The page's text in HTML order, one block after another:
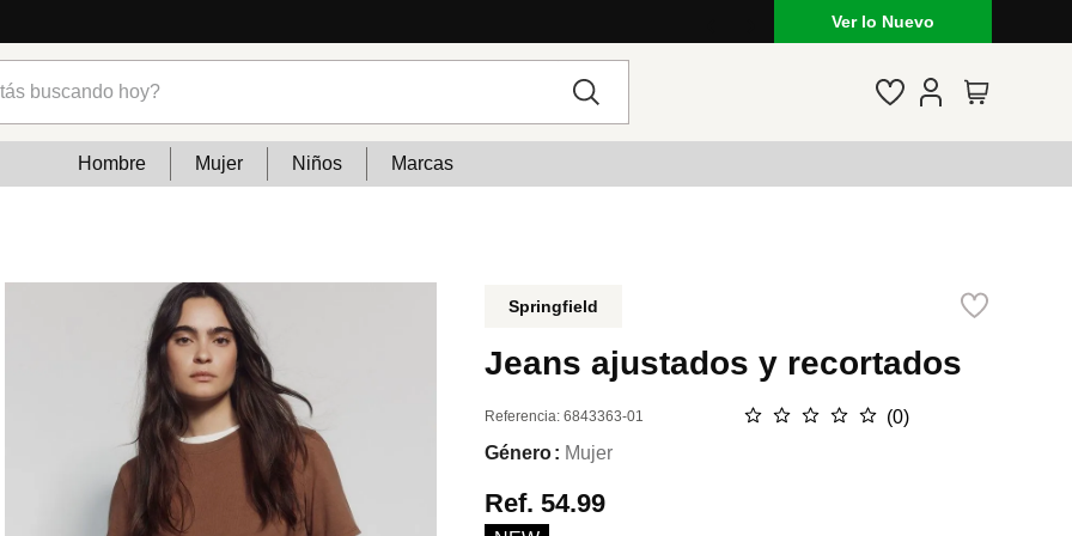
Ver lo Nuevo
Hombre Mujer Niños Marcas
Springfield
Jeans ajustados y recortados
Referencia:6843363-01 ☆ ☆ ☆ ☆ ☆ (0)
Género
Mujer
Ref.54.99